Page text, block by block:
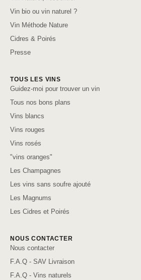
Vin bio ou vin naturel ?
Vin Méthode Nature
Cidres & Poirés
Presse
TOUS LES VINS
Guidez-moi pour trouver un vin
Tous nos bons plans
Vins blancs
Vins rouges
Vins rosés
"vins oranges"
Les Champagnes
Les vins sans soufre ajouté
Les Magnums
Les Cidres et Poirés
NOUS CONTACTER
Nous contacter
F.A.Q - SAV Livraison
F.A.Q - Vins naturels